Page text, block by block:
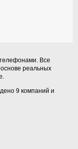
Все
реальных
9 компаний и